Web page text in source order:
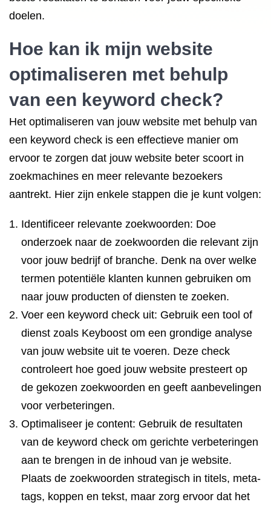
doelen.
Hoe kan ik mijn website
optimaliseren met behulp
van een keyword check?
Het optimaliseren van jouw website met behulp van
een keyword check is een effectieve manier om
ervoor te zorgen dat jouw website beter scoort in
zoekmachines en meer relevante bezoekers
aantrekt. Hier zijn enkele stappen die je kunt volgen:
Identificeer relevante zoekwoorden: Doe
onderzoek naar de zoekwoorden die relevant zijn
voor jouw bedrijf of branche. Denk na over welke
termen potentiële klanten kunnen gebruiken om
naar jouw producten of diensten te zoeken.
Voer een keyword check uit: Gebruik een tool of
dienst zoals Keyboost om een grondige analyse
van jouw website uit te voeren. Deze check
controleert hoe goed jouw website presteert op
de gekozen zoekwoorden en geeft aanbevelingen
voor verbeteringen.
Optimaliseer je content: Gebruik de resultaten
van de keyword check om gerichte verbeteringen
aan te brengen in de inhoud van je website.
Plaats de zoekwoorden strategisch in titels, meta-
tags, koppen en tekst, maar zorg ervoor dat het